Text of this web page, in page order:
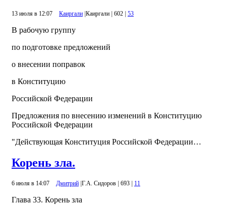
13 июля в 12:07 Каиргали |Каиргали | 602 | 53
В рабочую группу
по подготовке предложений
о внесении поправок
в Конституцию
Российской Федерации
Предложения по внесению изменений в Конституцию
Российской Федерации
"Действующая Конституция Российской Федерации…
Корень зла.
6 июля в 14:07 Дмитрий Г.А. Сидоров 693 11
Глава 33. Корень зла